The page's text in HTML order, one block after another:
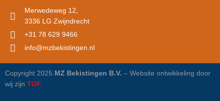
Merwedeweg 12,
3336 LG Zwijndrecht
+31 78 629 9466
info@mzbekistingen.nl
Copyright 2025 MZ Bekistingen B.V. – Website ontwikkeling door
wij zijn TOF